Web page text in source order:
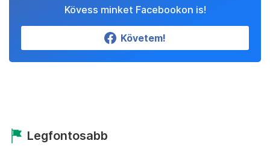
Kövess minket Facebookon is!
Követem!
Legfontosabb